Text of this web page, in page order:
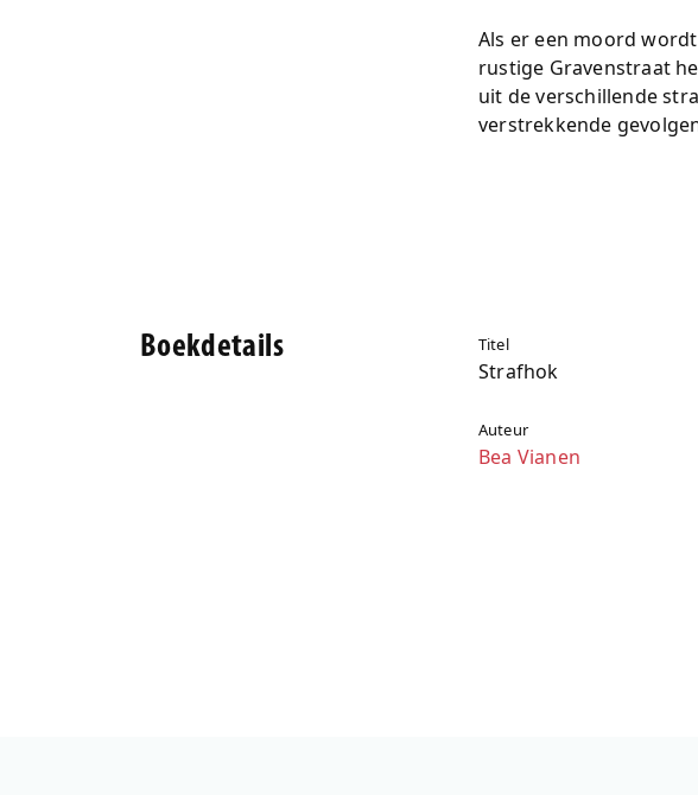
Als er een moord
rustige Gravenstraat
uit de verschillende
verstrekkende
Boekdetails Titel
Strafhok
Auteur
Bea Vianen